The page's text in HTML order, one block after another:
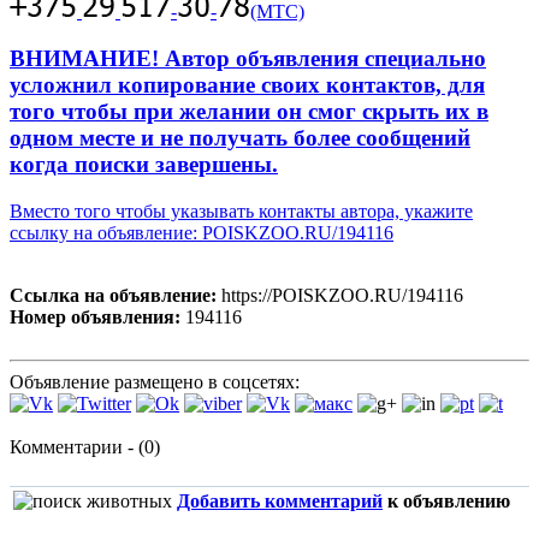
-
- (МТС)
ВНИМАНИЕ! Автор объявления специально
усложнил копирование своих контактов, для
того чтобы при желании он смог скрыть их в
одном месте и не получать более сообщений
когда поиски завершены.
Вместо того чтобы указывать контакты автора, укажите
ссылку на объявление: POISKZOO.RU/194116
Ссылка на объявление: https://POISKZOO.RU/194116
Номер объявления: 194116
Объявление размещено в соцсетях:
Комментарии - (0)
Добавить комментарий к объявлению